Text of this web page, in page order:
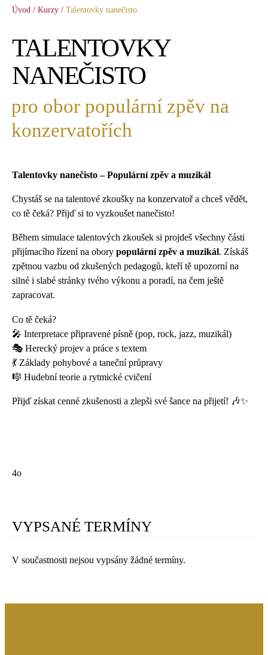
Úvod / Kurzy / Talentovky nanečisto
TALENTOVKY
NANEČISTO
pro obor populární zpěv na
konzervatořích
Talentovky nanečisto – Populární zpěv a muzikál
Chystáš se na talentové zkoušky na konzervatoř a chceš vědět,
co tě čeká? Přijď si to vyzkoušet nanečisto!
Během simulace talentových zkoušek si projdeš všechny části
přijímacího řízení na obory populární zpěv a muzikál. Získáš
zpětnou vazbu od zkušených pedagogů, kteří tě upozorní na
silné i slabé stránky tvého výkonu a poradí, na čem ještě
zapracovat.
Co tě čeká?
🎤 Interpretace připravené písně (pop, rock, jazz, muzikál)
🎭 Herecký projev a práce s textem
💃 Základy pohybové a taneční průpravy
🎼 Hudební teorie a rytmické cvičení
Přijď získat cenné zkušenosti a zlepši své šance na přijetí! 🎶✨
4o
VYPSANÉ TERMÍNY
V součastnosti nejsou vypsány žádné termíny.